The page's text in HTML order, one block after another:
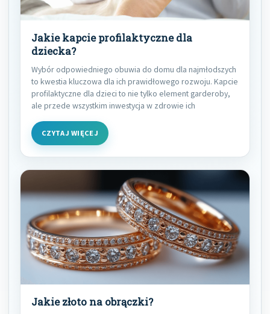
Jakie kapcie profilaktyczne dla
dziecka?
Wybór odpowiedniego obuwia do domu dla najmłodszych
to kwestia kluczowa dla ich prawidłowego rozwoju. Kapcie
profilaktyczne dla dzieci to nie tylko element garderoby,
ale przede wszystkim inwestycja w zdrowie ich
CZYTAJ WIĘCEJ
Jakie złoto na obrączki?